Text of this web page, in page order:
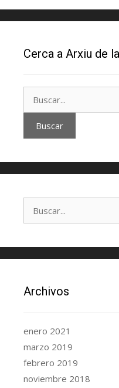
Cerca a Arxiu de
Archivos
enero 2021
marzo 2019
febrero 2019
noviembre 2018